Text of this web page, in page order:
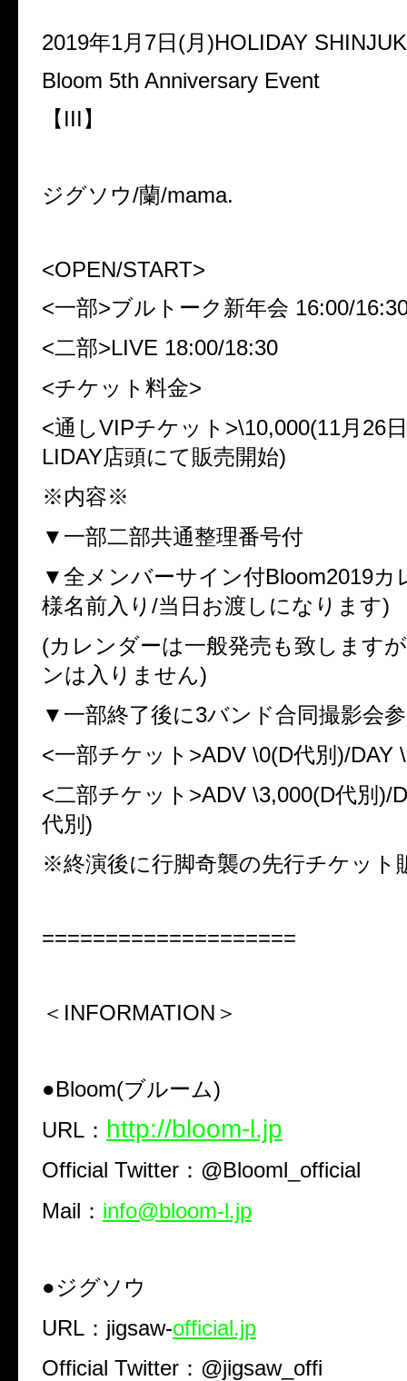
2019年1月7日(月)HOLIDAY
Bloom 5th Anniversary Event
【III】
ジグソウ/蘭/mama.
<OPEN/START>
<一部>ブルトーク新年会 16:00/
<二部>LIVE 18:00/18:30
<チケット料金>
<通しVIPチケット>\10,000(11月26
LIDAY店頭にて販売開始)
※内容※
▼一部二部共通整理番号付
▼全メンバーサイン付Bloom2019カ
様名前入り/当日お渡しになります)
(カレンダーは一般発売も致します
ンは入りません)
▼一部終了後に3バンド合同撮影会
<一部チケット>ADV \0(D代別)/DAY
<二部チケット>ADV \3,000(D代別)/
代別)
※終演後に行脚奇襲の先行チケット
====================
＜INFORMATION＞
●Bloom(ブルーム)
URL： http://bloom-l.jp
Official Twitter：@Blooml_official
Mail： info@bloom-l.jp
●ジグソウ
URL：jigsaw-official.jp
Official Twitter：@jigsaw_offi